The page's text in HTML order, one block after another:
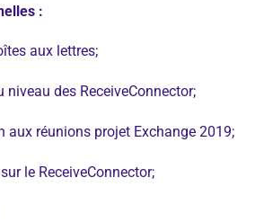
:
aux lettres;
niveau des ReceiveConnector;
aux réunions projet Exchange 2019;
le ReceiveConnector;